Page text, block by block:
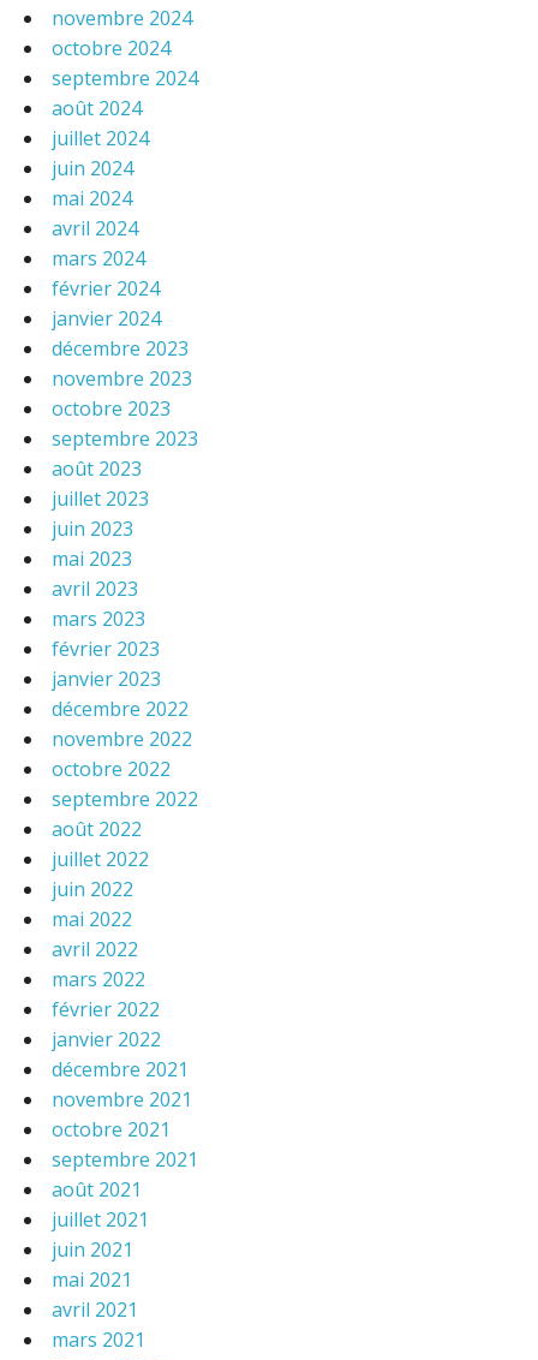
novembre 2024
octobre 2024
septembre 2024
août 2024
juillet 2024
juin 2024
mai 2024
avril 2024
mars 2024
février 2024
janvier 2024
décembre 2023
novembre 2023
octobre 2023
septembre 2023
août 2023
juillet 2023
juin 2023
mai 2023
avril 2023
mars 2023
février 2023
janvier 2023
décembre 2022
novembre 2022
octobre 2022
septembre 2022
août 2022
juillet 2022
juin 2022
mai 2022
avril 2022
mars 2022
février 2022
janvier 2022
décembre 2021
novembre 2021
octobre 2021
septembre 2021
août 2021
juillet 2021
juin 2021
mai 2021
avril 2021
mars 2021